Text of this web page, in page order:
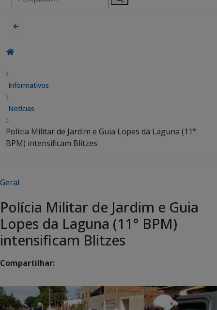
por:
Informativos
Notícias
Polícia Militar de Jardim e Guia Lopes da Laguna (11°
BPM) intensificam Blitzes
Geral
Polícia Militar de Jardim e Guia
Lopes da Laguna (11° BPM)
intensificam Blitzes
Compartilhar: